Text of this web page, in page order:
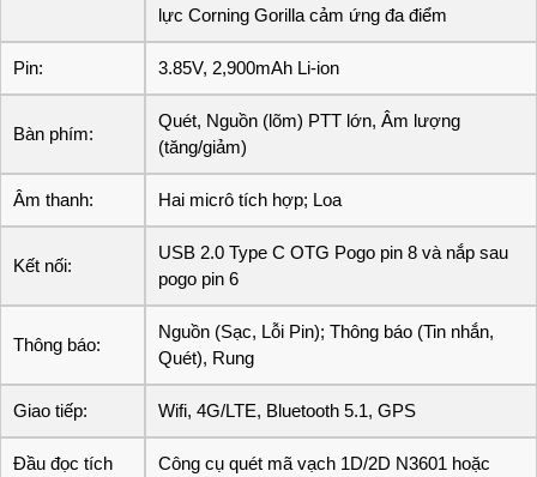
lực Corning Gorilla cảm ứng đa điểm
Pin: 3.85V, 2,900mAh Li-ion
Bàn phím:
Quét, Nguồn (lõm) PTT lớn, Âm lượng
(tăng/giảm)
Âm thanh: Hai micrô tích hợp; Loa
Kết nối:
USB 2.0 Type C OTG Pogo pin 8 và nắp sau
pogo pin 6
Thông báo:
Nguồn (Sạc, Lỗi Pin); Thông báo (Tin nhắn,
Quét), Rung
Giao tiếp: Wifi, 4G/LTE, Bluetooth 5.1, GPS
Đầu đọc tích
Công cụ quét mã vạch 1D/2D N3601 hoặc